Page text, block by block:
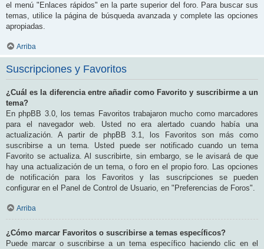
el menú "Enlaces rápidos" en la parte superior del foro. Para buscar sus
temas, utilice la página de búsqueda avanzada y complete las opciones
apropiadas.
Arriba
Suscripciones y Favoritos
¿Cuál es la diferencia entre añadir como Favorito y suscribirme a un
tema?
En phpBB 3.0, los temas Favoritos trabajaron mucho como marcadores
para el navegador web. Usted no era alertado cuando había una
actualización. A partir de phpBB 3.1, los Favoritos son más como
suscribirse a un tema. Usted puede ser notificado cuando un tema
Favorito se actualiza. Al suscribirte, sin embargo, se le avisará de que
hay una actualización de un tema, o foro en el propio foro. Las opciones
de notificación para los Favoritos y las suscripciones se pueden
configurar en el Panel de Control de Usuario, en "Preferencias de Foros".
Arriba
¿Cómo marcar Favoritos o suscribirse a temas específicos?
Puede marcar o suscribirse a un tema específico haciendo clic en el